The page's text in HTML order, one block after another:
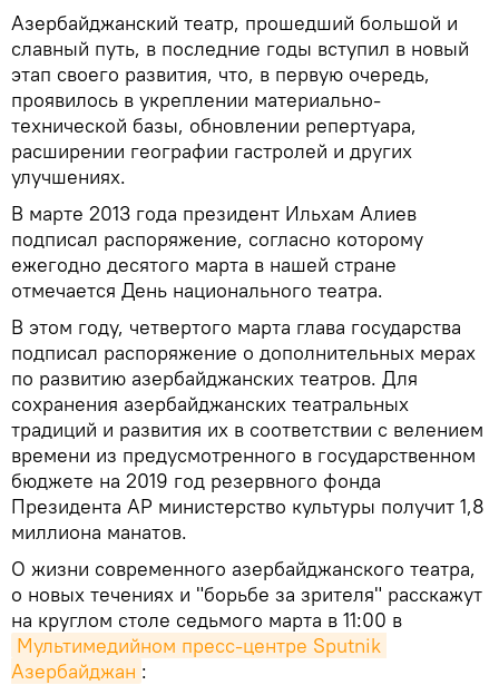
Азербайджанский театр, прошедший большой и
славный путь, в последние годы вступил в новый
этап своего развития, что, в первую очередь,
проявилось в укреплении материально-
технической базы, обновлении репертуара,
расширении географии гастролей и других
улучшениях.
В марте 2013 года президент Ильхам Алиев
подписал распоряжение, согласно которому
ежегодно десятого марта в нашей стране
отмечается День национального театра.
В этом году, четвертого марта глава государства
подписал распоряжение о дополнительных мерах
по развитию азербайджанских театров. Для
сохранения азербайджанских театральных
традиций и развития их в соответствии с велением
времени из предусмотренного в государственном
бюджете на 2019 год резервного фонда
Президента АР министерство культуры получит 1,8
миллиона манатов.
О жизни современного азербайджанского театра,
о новых течениях и "борьбе за зрителя" расскажут
на круглом столе седьмого марта в 11:00 в
Мультимедийном пресс-центре Sputnik
Азербайджан :